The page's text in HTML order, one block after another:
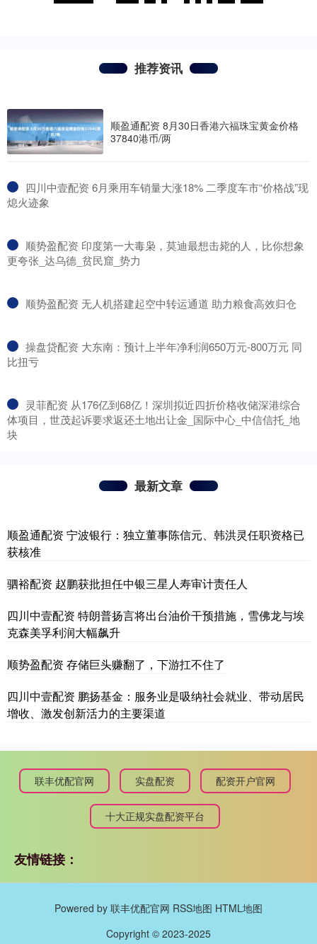
推荐资讯
顺盈通配资 8月30日香港六福珠宝黄金价格
37840港币/两
​四川中壹配资 6月乘用车销量大涨18% 二季度车市“价格战”现
熄火迹象
​顺势盈配资 印度第一大毒枭，莫迪最想击毙的人，比你想象
更夸张_达乌德_贫民窟_势力
​顺势盈配资 无人机搭建起空中转运通道 助力粮食高效归仓
​操盘贷配资 大东南：预计上半年净利润650万元-800万元 同
比扭亏
​灵菲配资 从176亿到68亿！深圳拟近四折价格收储深港综合
体项目，世茂起诉要求返还土地出让金_国际中心_中信信托_地
块
最新文章
顺盈通配资 宁波银行：独立董事陈信元、韩洪灵任职资格已
获核准
驷裕配资 赵鹏获批担任中银三星人寿审计责任人
四川中壹配资 特朗普扬言将出台油价干预措施，雪佛龙与埃
克森美孚利润大幅飙升
顺势盈配资 存储巨头赚翻了，下游扛不住了
四川中壹配资 鹏扬基金：服务业是吸纳社会就业、带动居民
增收、激发创新活力的主要渠道
联丰优配官网 实盘配资 配资开户官网
十大正规实盘配资平台
友情链接：
Powered by 联丰优配官网 RSS地图 HTML地图
Copyright © 2023-2025